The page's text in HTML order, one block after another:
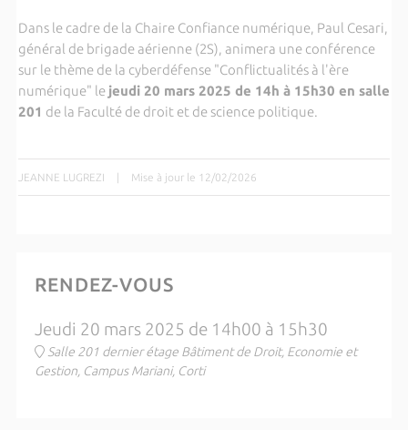
Dans le cadre de la Chaire Confiance numérique, Paul Cesari,
général de brigade aérienne (2S), animera une conférence
sur le thème de la cyberdéfense "Conflictualités à l'ère
numérique" le jeudi 20 mars 2025 de 14h à 15h30 en salle
201 de la Faculté de droit et de science politique.
JEANNE LUGREZI | Mise à jour le 12/02/2026
RENDEZ-VOUS
Jeudi 20 mars 2025 de 14h00 à 15h30
Salle 201 dernier étage Bâtiment de Droit, Economie et
Gestion, Campus Mariani, Corti